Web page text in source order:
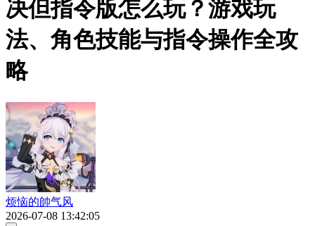
决但指令版怎么玩？游戏玩
法、角色技能与指令操作全攻
略
烦恼的帥气风
2026-07-08 13:42:05